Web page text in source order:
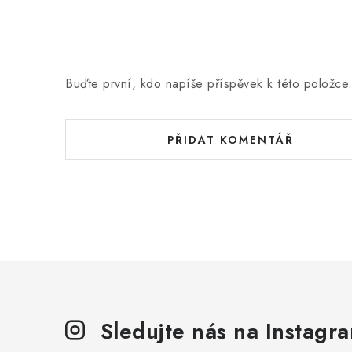
Buďte první, kdo napíše příspěvek k této položce.
PŘIDAT KOMENTÁŘ
Sledujte nás na